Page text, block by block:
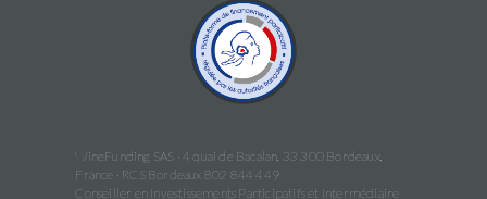
WineFunding SAS · 4 quai de Bacalan, 33 300 Bordeaux,
France · RCS Bordeaux 802 844 449
Conseiller en Investissements Participatifs et Intermédiaire